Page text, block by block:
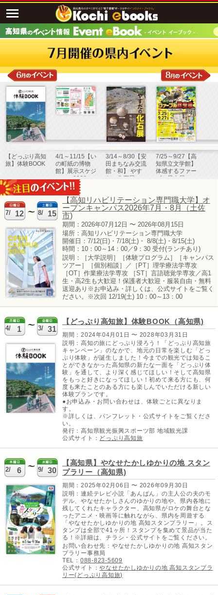
【どっぷり高知
旅】体験BOOK
4/1～11/15【い
の町紙の博物
館】展示スケジ
ュール2026
3/14～8/30【安
田まちなみ交流
館・和】 やす
だの化石展
7/25～9/27【高
知県立文学館】
体感するファー
ブル昆虫展
【高知市】MY
遊バス
7/1～9/30【佐
川町】さかわか
き氷街道2026
7/ 12 8/ 15
【高知リハビリテーション専門職大学】オ
ープンキャンパス2026年7月・8月（土佐
市)
期間：2026年07月12日 〜 2026年08月15日
場所：高知リハビリテーション専門職大学
開催日：7/12(日)・7/18(土)・ 8/8(土)・8/15(土)
時間：10：00～14：00／9：30 受付(ランチあり)
説明：［大学説明］［体験プログラム］［キャンパス
ツアー］［個別相談］／［PT］理学療法学専攻
［OT］作業療法学専攻 ［ST］言語聴覚学専攻／高1
生・高2生も大歓迎！保護者大歓迎・服装自由・無料
送迎あり※お申込み・詳しくは、公式サイトをご覧く
ださい。※次回 12/19(土) 10：00～13：00
4/ 1 3/ 31
【どっぷり高知旅】体験BOOK（高知県)
期間：2024年04月01日 〜 2028年03月31日
説明：高知の旅にどっぷり浸ろう！「どっぷり高知旅
キャンペーン」のなかで、地元の日常を楽しむ「どっ
ぷり体験」が誕生しました！今までの観光では知るこ
とができなかった高知県の新たな一面を「どっぷり体
験」を通して、より深く感じてほしい！そして高知県
をもっと好きになってほしい！初めて来る方にも、何
度も来たことのある方にも楽しんでいただける新しい
体験プランです。
●お申込み・お問い合わせは、体験ごとに異なりま
す。
※詳しくは、パンフレット・公式サイトをご覧くださ
い。
発行：高知県観光振興スポーツ部 地域観光課
公式サイト： どっぷり高知旅
2/ 6 9/ 30
【高知県】やなせたかしゆかりの地 スタン
プラリー（高知県)
期間：2025年02月06日 〜 2026年09月30日
説明：連続テレビ小説「あんぱん」の主人公の夫のモ
デル、やなせたかしさんのゆかりの地や、県内各地に
残してくれたキャラクター、高知県がロケの舞台とな
ったアニメ・映画等に触れながら、県内を周遊する
「やなせたかしゆかりの地 高知スタンプラリー」。ス
タンプは全部で41ヶ所！スタンプを集めて景品が当た
る！※詳細は、チラシ・公式サイトをご覧ください。
お問い合わせ先：やなせたかしゆかりの地 高知スタン
プラリー事務局
TEL： 088-823-5609
公式サイト：やなせたかしゆかりの地 高知スタンプラ
リー(どっぷり高知旅)